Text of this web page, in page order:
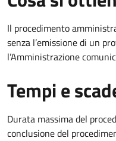
Il procedimento
senza l’emissione di un
l’Amministrazione
Tempi e
Durata massima del
conclusione del